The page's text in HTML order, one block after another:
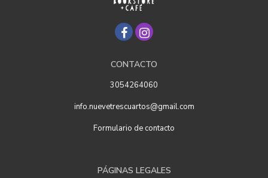
CONTACTO
3054264060
info.nuevetrescuartos@gmail.com
Formulario de contacto
PÁGINAS LEGALES